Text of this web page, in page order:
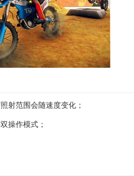
射范围会随速度变化；
操作模式；